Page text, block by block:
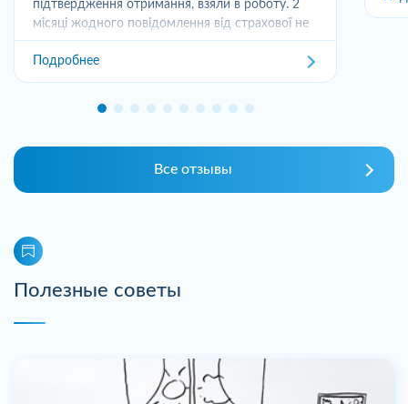
підтвердження отримання, взяли в роботу. 2
місяці жодного повідомлення від страхової не
отримував,...
Подробнее
Все отзывы
Полезные советы